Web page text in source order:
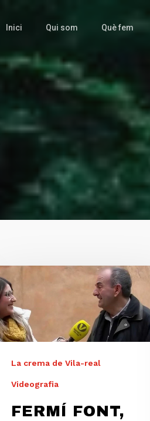
Inici Qui som Què fem
La crema de Vila-real
Videografia
FERMÍ FONT,